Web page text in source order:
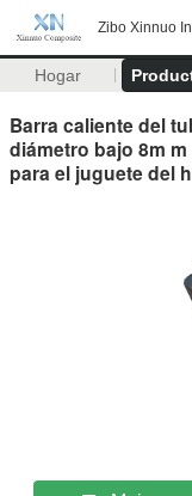
Zibo Xinnuo
Hogar
Barra caliente del
diámetro bajo 8m m
para el juguete del